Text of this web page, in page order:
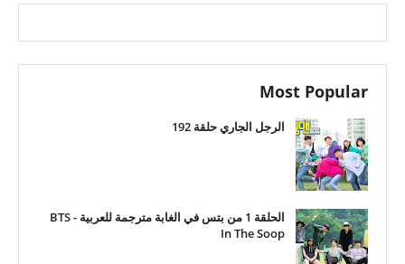
Most Popular
الرجل الجاري حلقة 192
الحلقة 1 من بتس في الغابة مترجمة للعربية - BTS
In The Soop